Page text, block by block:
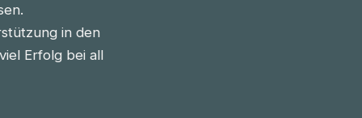
in den
Erfolg bei all